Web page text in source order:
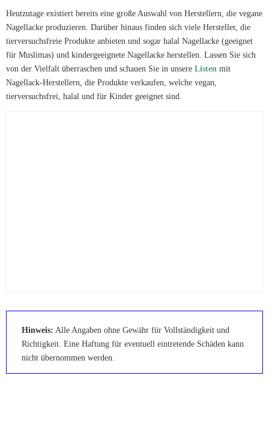
Heutzutage existiert bereits eine große Auswahl von Herstellern, die vegane
Nagellacke produzieren. Darüber hinaus finden sich viele Hersteller, die
tierversuchsfreie Produkte anbieten und sogar halal Nagellacke (geeignet
für Muslimas) und kindergeeignete Nagellacke herstellen. Lassen Sie sich
von der Vielfalt überraschen und schauen Sie in unsere Listen mit
Nagellack-Herstellern, die Produkte verkaufen, welche vegan,
tierversuchsfrei, halal und für Kinder geeignet sind.
Hinweis: Alle Angaben ohne Gewähr für Vollständigkeit und
Richtigkeit. Eine Haftung für eventuell eintretende Schäden kann
nicht übernommen werden.